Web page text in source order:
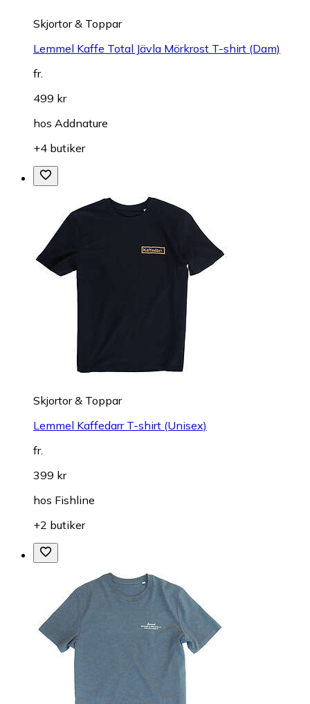
Skjortor & Toppar
Lemmel Kaffe Total Jävla Mörkrost T-shirt (Dam)
fr.
499 kr
hos Addnature
+4 butiker
Skjortor & Toppar
Lemmel Kaffedarr T-shirt (Unisex)
fr.
399 kr
hos Fishline
+2 butiker